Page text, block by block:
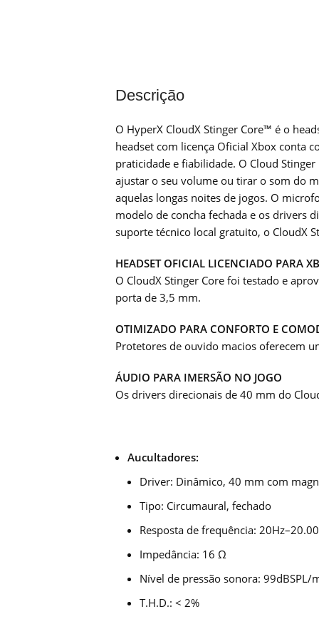
Descrição
O HyperX CloudX Stinger Core™ é o
headset com licença Oficial Xbox conta
praticidade e fiabilidade. O Cloud
ajustar o seu volume ou tirar o som do
aquelas longas noites de jogos. O
modelo de concha fechada e os drivers
suporte técnico local gratuito, o CloudX
HEADSET OFICIAL LICENCIADO PARA
O CloudX Stinger Core foi testado e
porta de 3,5 mm.
OTIMIZADO PARA CONFORTO E
Protetores de ouvido macios oferecem
ÁUDIO PARA IMERSÃO NO JOGO
Os drivers direcionais de 40 mm do
Aucultadores:
Driver: Dinâmico, 40 mm com
Tipo: Circumaural, fechado
Resposta de frequência:
Impedância: 16 Ω
Nível de pressão sonora: 99dBSPL/
T.H.D.: < 2%